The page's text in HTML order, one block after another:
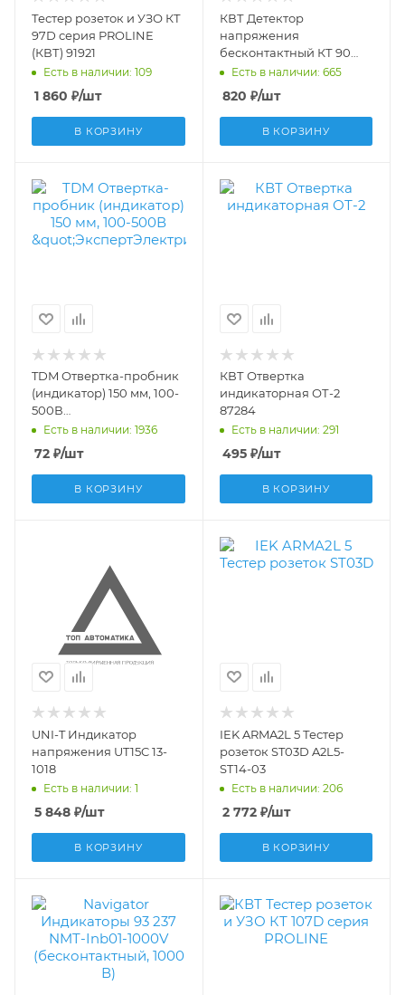
Тестер розеток и УЗО КТ
97D серия PROLINE
(КВТ) 91921
Есть в наличии: 109
1 860 ₽/шт
В КОРЗИНУ
КВТ Детектор
напряжения
бесконтактный КТ 90
&quot;PROLINE&quot;
Есть в наличии: 665
820 ₽/шт
В КОРЗИНУ
TDM Отвертка-пробник
(индикатор) 150 мм, 100-
500В
&quot;ЭкспертЭлектрик&quot;
SQ1015-0002
Есть в наличии: 1936
72 ₽/шт
В КОРЗИНУ
КВТ Отвертка
индикаторная ОТ-2
87284
Есть в наличии: 291
495₽/шт
В КОРЗИНУ
UNI-T Индикатор
напряжения UT15C 13-
1018
Есть в наличии: 1
5 848 ₽/шт
В КОРЗИНУ
IEK ARMA2L 5 Тестер
розеток ST03D A2L5-
ST14-03
Есть в наличии: 206
2 772₽/шт
В КОРЗИНУ